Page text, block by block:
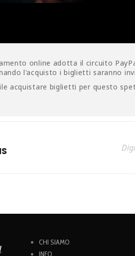
online adotta il circuito
l'acquisto i biglietti saranno
acquistare biglietti per questo
CHI SIAMO
INFO